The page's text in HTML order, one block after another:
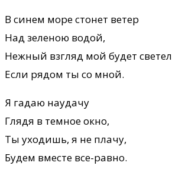
В синем море стонет ветер
Над зеленою водой,
Нежный взгляд мой будет светел
Если рядом ты со мной.
Я гадаю наудачу
Глядя в темное окно,
Ты уходишь, я не плачу,
Будем вместе все-равно.